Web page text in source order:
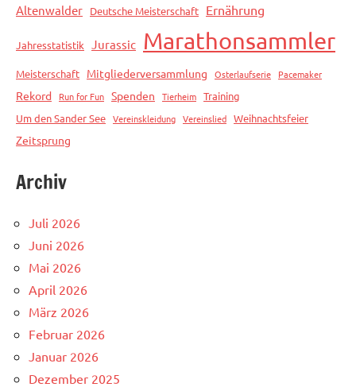
Altenwalder Deutsche Meisterschaft Ernährung
Jahresstatistik Jurassic Marathonsammler
Meisterschaft Mitgliederversammlung Osterlaufserie Pacemaker
Rekord Run for Fun Spenden Tierheim Training
Um den Sander See Vereinskleidung Vereinslied Weihnachtsfeier
Zeitsprung
Archiv
Juli 2026
Juni 2026
Mai 2026
April 2026
März 2026
Februar 2026
Januar 2026
Dezember 2025